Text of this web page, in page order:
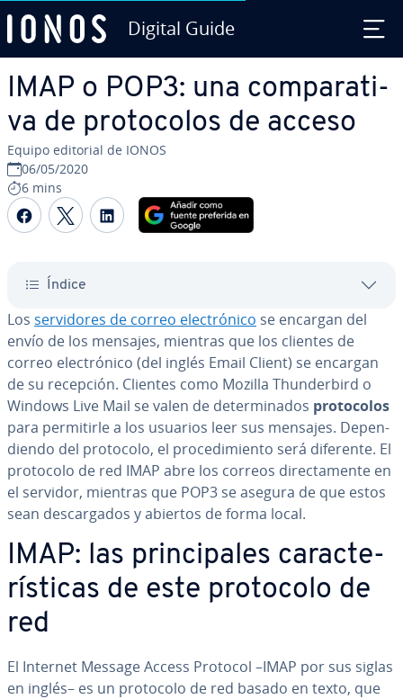
Digital Guide
IMAP o POP3: una co­m­pa­ra­ti­
va de pro­to­co­los de acceso
Equipo editorial de IONOS
06/05/2020
6 mins
Compartir Facebook
Compartir Twitter
Compartir LinkedIn
Índice
Los se­r­vi­do­res de correo ele­c­tró­ni­co se encargan del
envío de los mensajes, mientras que los clientes de
correo ele­c­tró­ni­co (del inglés Email Client) se encargan
de su recepción. Clientes como Mozilla Thu­n­de­r­bi­rd o
Windows Live Mail se valen de de­te­r­mi­na­dos pro­to­co­los
para pe­r­mi­ti­r­le a los usuarios leer sus mensajes. De­pe­n­
die­n­do del protocolo, el pro­ce­di­mie­n­to será diferente. El
protocolo de red IMAP abre los correos di­re­c­ta­me­n­te en
el servidor, mientras que POP3 se asegura de que estos
sean de­s­ca­r­ga­dos y abiertos de forma local.
IMAP: las pri­n­ci­pa­les ca­ra­c­te­
rí­s­ti­cas de este protocolo de
red
El Internet Message Access Protocol –IMAP por sus siglas
en inglés– es un protocolo de red basado en texto, que